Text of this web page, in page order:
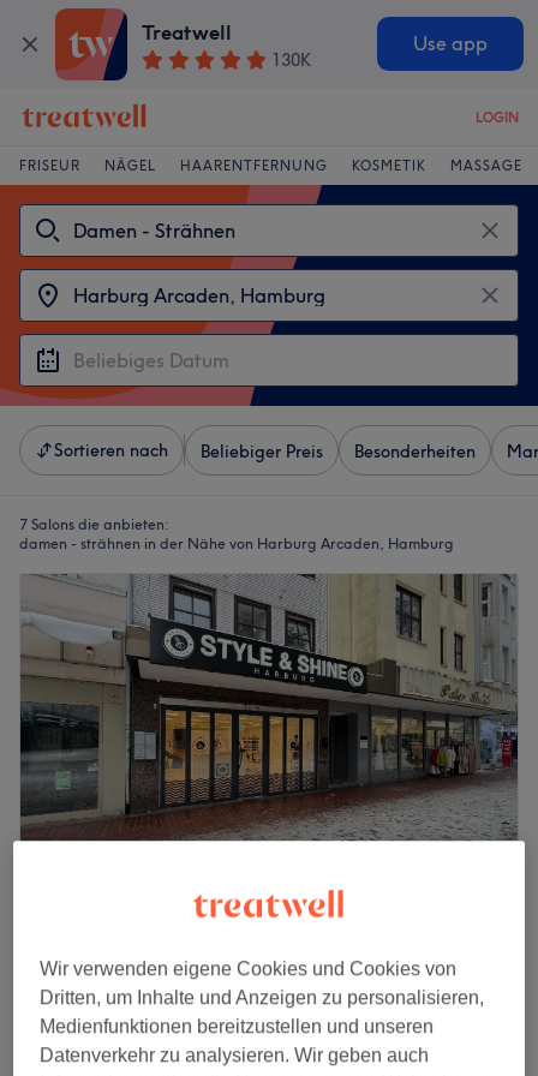
Treatwell
130K
Use app
LOGIN
FRISEUR NÄGEL HAARENTFERNUNG KOSMETIK MASSAGE
Sortieren nach Beliebiger Preis Besonderheiten
7 Salons die anbieten:
damen - strähnen in der Nähe von Harburg Arcaden, Hamburg
Style & Shine Harburg Beauty-Center
Harburg, Hamburg
Auf Karte anzeigen
Damen - Neu- Babylights
1 Std. 40 Min. - 2 Std.
ab
Wir verwenden eigene Cookies und Cookies von
Dritten, um Inhalte und Anzeigen zu personalisieren,
Medienfunktionen bereitzustellen und unseren
Datenverkehr zu analysieren. Wir geben auch